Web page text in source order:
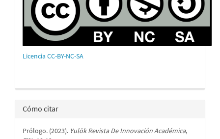
Licencia CC-BY-NC-SA
Cómo citar
Prólogo. (2023). Yulök Revista De Innovación Académica,